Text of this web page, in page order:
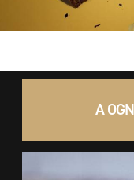
A